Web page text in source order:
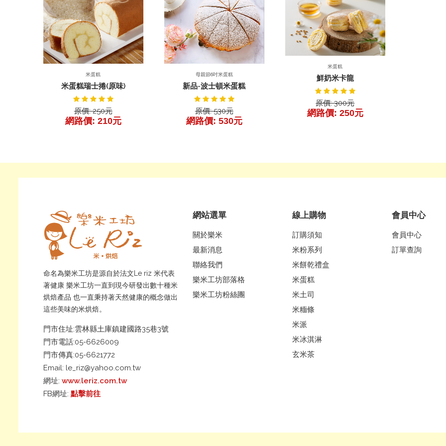
前往產品
產品詳細
米蛋糕
米蛋糕瑞士捲(原味)
原價: 250元
網路價: 210元
前往產品
產品詳細
母親節6吋米蛋糕
新品-波士頓米蛋糕
原價: 530元
網路價: 530元
產品詳細
米蛋糕
鮮奶米卡龍
原價: 300元
網路價: 250元
命名為樂米工坊是源自於法文Le riz 米代表
著健康 樂米工坊一直到現今研發出數十種米
烘焙產品 也一直秉持著天然健康的概念做出
這些美味的米烘焙。
門市住址:雲林縣土庫鎮建國路35巷3號
門市電話:05-6626009
門市傳真:05-6621772
Email: le_riz@yahoo.com.tw
網址: www.leriz.com.tw
FB網址: 點擊前往
網站選單
關於樂米
最新消息
聯絡我們
樂米工坊部落格
樂米工坊粉絲團
線上購物
訂購須知
米粉系列
米餅乾禮盒
米蛋糕
米土司
米糆條
米派
米冰淇淋
玄米茶
會員中心
會員中心
訂單查詢